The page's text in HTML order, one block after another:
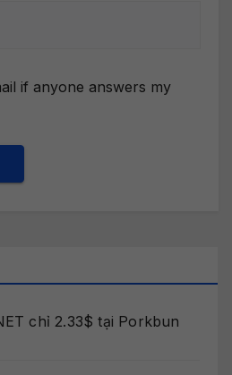
if anyone answers my
chỉ 2.33$ tại Porkbun